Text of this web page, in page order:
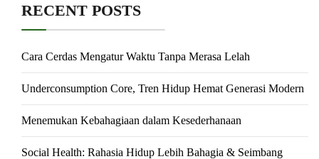
RECENT POSTS
Cara Cerdas Mengatur Waktu Tanpa Merasa Lelah
Underconsumption Core, Tren Hidup Hemat Generasi Modern
Menemukan Kebahagiaan dalam Kesederhanaan
Social Health: Rahasia Hidup Lebih Bahagia & Seimbang